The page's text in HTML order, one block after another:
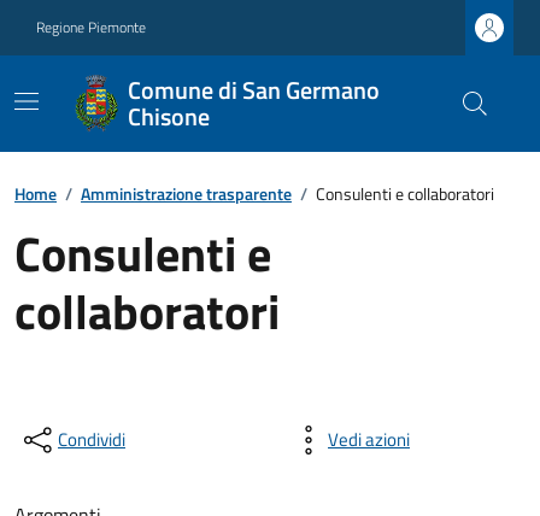
Regione Piemonte
Comune di San Germano
Chisone
Home / Amministrazione trasparente / Consulenti e collaboratori
Consulenti e
collaboratori
Condividi Vedi azioni